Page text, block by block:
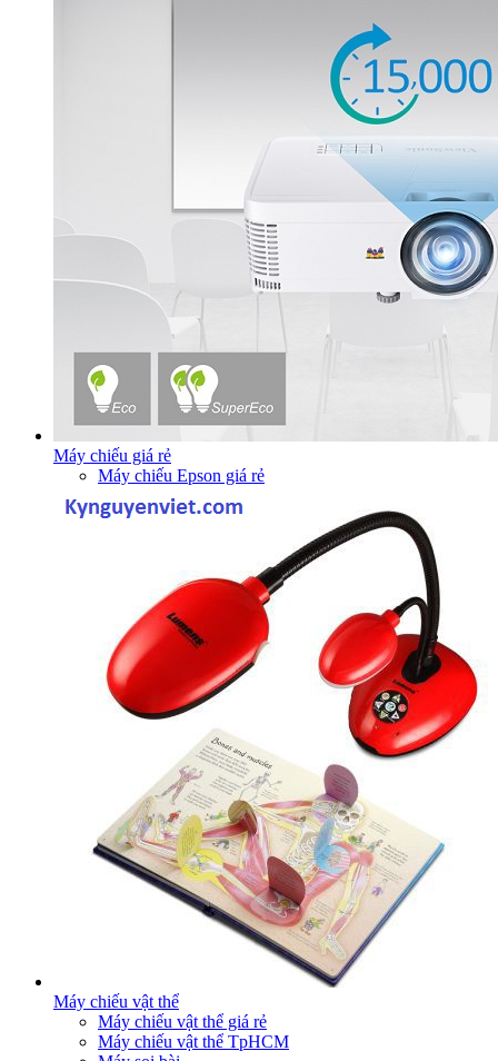
Máy chiếu giá rẻ
Máy chiếu Epson giá rẻ
Máy chiếu vật thể
Máy chiếu vật thể giá rẻ
Máy chiếu vật thể TpHCM